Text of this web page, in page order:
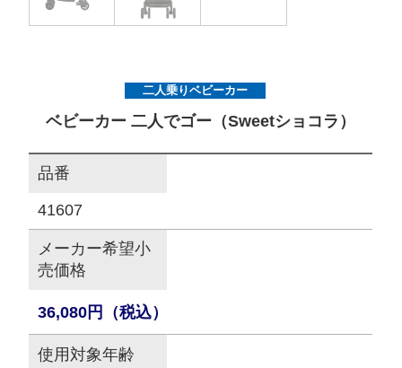
オフィシャルFacebook
オフィシャルInstagram
× 閉じる
二人乗りベビーカー
ベビーカー 二人でゴー（Sweetショコラ）
品番
41607
メーカー希望小
売価格
36,080円（税込）
使用対象年齢